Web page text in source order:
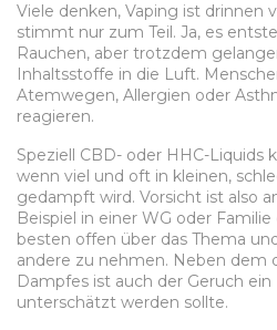
Viele denken, Vaping ist drinnen
stimmt nur zum Teil. Ja, es
Rauchen, aber trotzdem
Inhaltsstoffe in die Luft.
Atemwegen, Allergien oder
reagieren.
Speziell CBD- oder HHC-Liquids
wenn viel und oft in kleinen,
gedampft wird. Vorsicht ist also
Beispiel in einer WG oder
besten offen über das Thema
andere zu nehmen. Neben dem
Dampfes ist auch der Geruch
unterschätzt werden sollte.